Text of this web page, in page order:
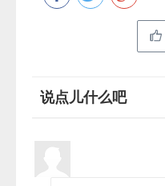
说点儿什么吧